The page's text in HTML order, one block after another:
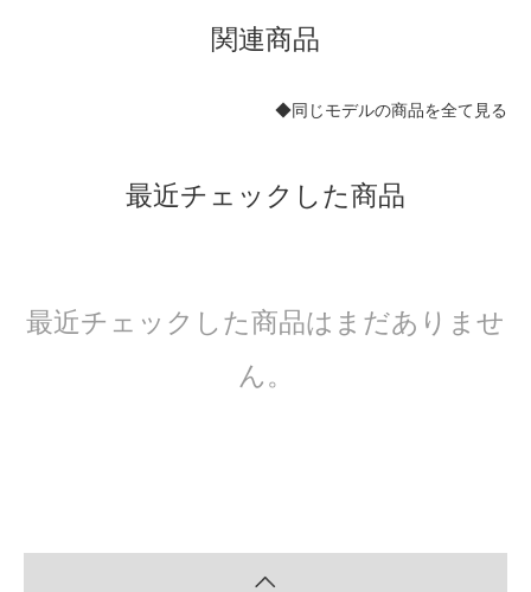
関連商品
◆同じモデルの商品を全て見る
最近チェックした商品
最近チェックした商品はまだありませ
ん。